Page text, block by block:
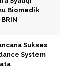
Biomedik
Sukses
System